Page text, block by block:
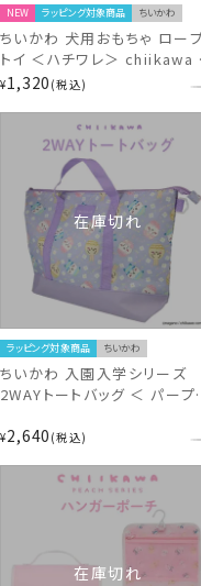
NEW ラッピング対象商品 ちいかわ
ちいかわ 犬用おもちゃ ロー
トイ ＜ハチワレ＞ chiikawa
ットグッズ CW20718
¥1,320 税込
在庫切れ
ラッピング対象商品 ちいかわ
ちいかわ 入園入学シリーズ
2WAYトートバッグ ＜ パープ
¥2,640 税込
在庫切れ